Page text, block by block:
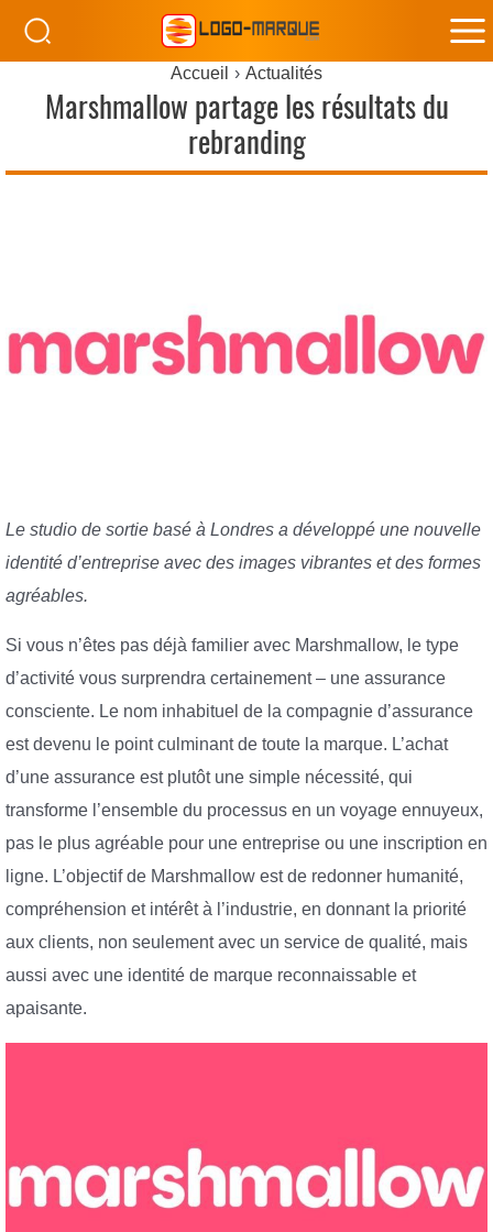
Accueil Actualités
Marshmallow partage les résultats du
rebranding
Le studio de sortie basé à Londres a développé une nouvelle
identité d’entreprise avec des images vibrantes et des formes
agréables.
Si vous n’êtes pas déjà familier avec Marshmallow, le type
d’activité vous surprendra certainement – une assurance
consciente. Le nom inhabituel de la compagnie d’assurance
est devenu le point culminant de toute la marque. L’achat
d’une assurance est plutôt une simple nécessité, qui
transforme l’ensemble du processus en un voyage ennuyeux,
pas le plus agréable pour une entreprise ou une inscription en
ligne. L’objectif de Marshmallow est de redonner humanité,
compréhension et intérêt à l’industrie, en donnant la priorité
aux clients, non seulement avec un service de qualité, mais
aussi avec une identité de marque reconnaissable et
apaisante.